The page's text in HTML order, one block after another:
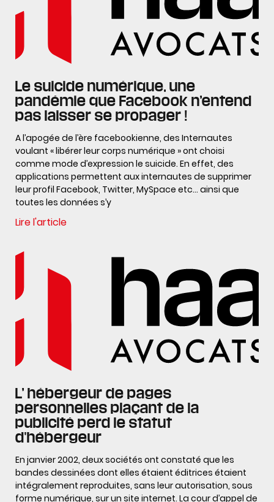
Le suicide numérique, une
pandémie que Facebook n’entend
pas laisser se propager !
A l’apogée de l’ère facebookienne, des Internautes
voulant « libérer leur corps numérique » ont choisi
comme mode d’expression le suicide. En effet, des
applications permettent aux internautes de supprimer
leur profil Facebook, Twitter, MySpace etc… ainsi que
toutes les données s’y
Lire l'article
L’ hébergeur de pages
personnelles plaçant de la
publicité perd le statut
d'hébergeur
En janvier 2002, deux sociétés ont constaté que les
bandes dessinées dont elles étaient éditrices étaient
intégralement reproduites, sans leur autorisation, sous
forme numérique, sur un site internet. La cour d’appel de